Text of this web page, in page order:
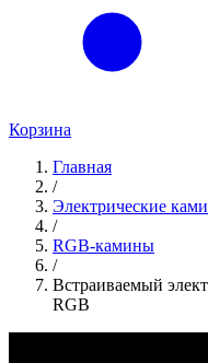
Корзина
Главная
/
Электрические
/
RGB-камины
/
Встраиваемый
RGB